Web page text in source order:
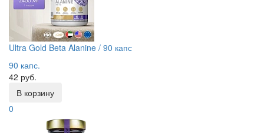
Ultra Gold Beta Alanine / 90 капс
90 капс.
42 руб.
В корзину
0